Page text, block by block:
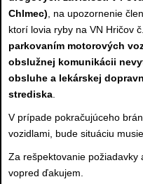
Chlmec) , na upozornenie
ktorí lovia ryby na VN Hričov
parkovaním motorových
obslužnej komunikácii
obsluhe a lekárskej
strediska
V prípade pokračujúceho
vozidlami, bude situáciu
Za rešpektovanie požiadavky
vopred ďakujem.